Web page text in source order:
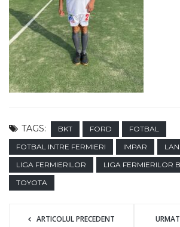
TAGS: BKT FORD
FOTBAL
FOTBAL INTRE FERMIERI
IMPAR
LIGA FERMIERILOR
LIGA FERMIERILOR
TOYOTA
ARTICOLUL PRECEDENT